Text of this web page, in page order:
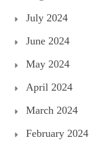
July 2024
June 2024
May 2024
April 2024
March 2024
February 2024